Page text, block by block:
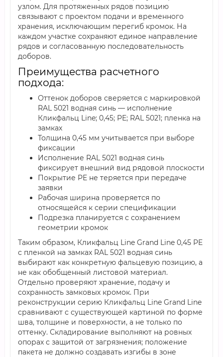
узлом. Для протяженных рядов позицию
связывают с проектом подачи и временного
хранения, исключающим перегиб кромок. На
каждом участке сохраняют единое направление
рядов и согласованную последовательность
доборов.
Преимущества расчетного
подхода:
Оттенок доборов сверяется с маркировкой
RAL 5021 водная синь — исполнение
Кликфальц Line; 0,45; PE; RAL 5021; пленка на
замках
Толщина 0,45 мм учитывается при выборе
фиксации
Исполнение RAL 5021 водная синь
фиксирует внешний вид рядовой плоскости
Покрытие PE не теряется при передаче
заявки
Рабочая ширина проверяется по
относящейся к серии спецификации
Подрезка планируется с сохранением
геометрии кромок
Таким образом, Кликфальц Line Grand Line 0,45 PE
с пленкой на замках RAL 5021 водная синь
выбирают как конкретную фальцевую позицию, а
не как обобщенный листовой материал.
Отдельно проверяют хранение, подачу и
сохранность замковых кромок. При
реконструкции серию Кликфальц Line Grand Line
сравнивают с существующей картиной по форме
шва, толщине и поверхности, а не только по
оттенку. Складирование выполняют на ровных
опорах с защитой от загрязнения; положение
пакета не должно создавать изгибы в зоне